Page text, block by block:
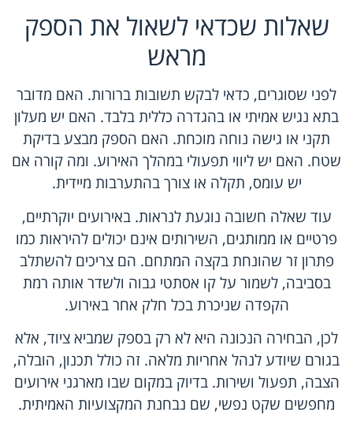
שאלות שכדאי לשאול את הספק
מראש
לפני שסוגרים, כדאי לבקש תשובות ברורות. האם מדובר
בתא נגיש אמיתי או בהגדרה כללית בלבד. האם יש מעלון
תקני או גישה נוחה מוכחת. האם הספק מבצע בדיקת
שטח. האם יש ליווי תפעולי במהלך האירוע. ומה קורה אם
יש עומס, תקלה או צורך בהתערבות מיידית.
עוד שאלה חשובה נוגעת לנראות. באירועים יוקרתיים,
פרטיים או ממותגים, השירותים אינם יכולים להיראות כמו
פתרון זר שהונחת בקצה המתחם. הם צריכים להשתלב
בסביבה, לשמור על קו אסתטי גבוה ולשדר אותה רמת
הקפדה שניכרת בכל חלק אחר באירוע.
לכן, הבחירה הנכונה היא לא רק בספק שמביא ציוד, אלא
בגורם שיודע לנהל אחריות מלאה. זה כולל תכנון, הובלה,
הצבה, תפעול ושירות. בדיוק במקום שבו מארגני אירועים
מחפשים שקט נפשי, שם נבחנת המקצועיות האמיתית.